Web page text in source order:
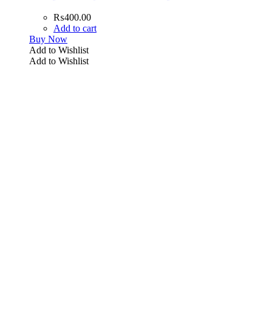
₨400.00
Add to cart
Buy Now
Add to Wishlist
Add to Wishlist